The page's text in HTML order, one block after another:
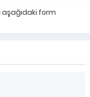
aşağıdaki form